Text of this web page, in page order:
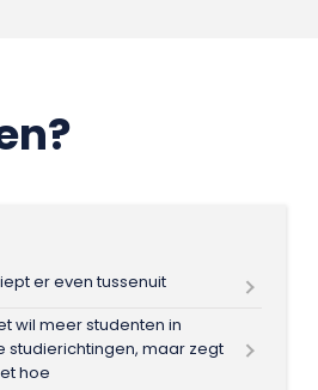
er even tussenuit
wil meer studenten in
studierichtingen, maar zegt
hoe